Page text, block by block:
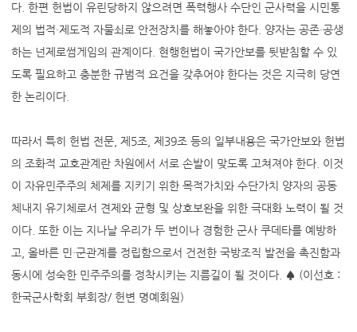
다. 한편 헌법이 유린당하지 않으려면 폭력행사 수단인 군사력을 시민통
제의 법적·제도적 자물쇠로 안전장치를 해놓아야 한다. 양자는 공존·공생
하는 넌제로썸게임의 관계이다. 현행헌법이 국가안보를 뒷받침할 수 있
도록 필요하고 충분한 규범적 요건을 갖추어야 한다는 것은 지극히 당연
한 논리이다.
따라서 특히 헌법 전문, 제5조, 제39조 등의 일부내용은 국가안보와 헌법
의 조화적 교호관계란 차원에서 서로 손발이 맞도록 고쳐져야 한다. 이것
이 자유민주주의 체제를 지키기 위한 목적가치와 수단가치 양자의 공동
체내지 유기체로서 견제와 균형 및 상호보완을 위한 극대화 노력이 될 것
이다. 또한 이는 지나날 우리가 두 번이나 경험한 군사 쿠데타를 예방하
고, 올바른 민·군관계를 정립함으로서 건전한 국방조직 발전을 촉진함과
동시에 성숙한 민주주의를 정착시키는 지름길이 될 것이다. ♠ (이선호 :
한국군사학회 부회장/ 헌변 명예회원)